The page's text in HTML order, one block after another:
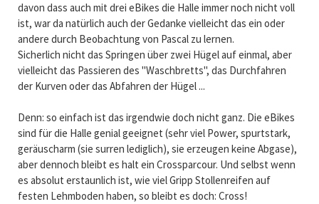
davon dass auch mit drei eBikes die Halle immer noch nicht voll
ist, war da natürlich auch der Gedanke vielleicht das ein oder
andere durch Beobachtung von Pascal zu lernen.
Sicherlich nicht das Springen über zwei Hügel auf einmal, aber
vielleicht das Passieren des "Waschbretts", das Durchfahren
der Kurven oder das Abfahren der Hügel ...
Denn: so einfach ist das irgendwie doch nicht ganz. Die eBikes
sind für die Halle genial geeignet (sehr viel Power, spurtstark,
geräuscharm (sie surren lediglich), sie erzeugen keine Abgase),
aber dennoch bleibt es halt ein Crossparcour. Und selbst wenn
es absolut erstaunlich ist, wie viel Gripp Stollenreifen auf
festen Lehmboden haben, so bleibt es doch: Cross!